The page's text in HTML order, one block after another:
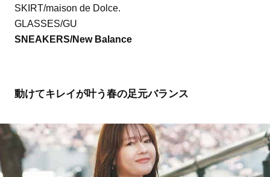
SKIRT/maison de Dolce.
GLASSES/GU
SNEAKERS/New Balance
動けてキレイが叶う春の足元バランス